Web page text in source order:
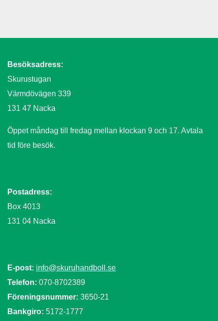
Besöksadress:
Skurustugan
Värmdövägen 339
131 47 Nacka
Öppet måndag till fredag mellan klockan 9 och 17. Avtala
tid före besök.
Postadress:
Box 4013
131 04 Nacka
E-post: info@skuruhandboll.se
Telefon: 070-8702389
Föreningsnummer: 3650-21
Bankgiro: 5172-1777